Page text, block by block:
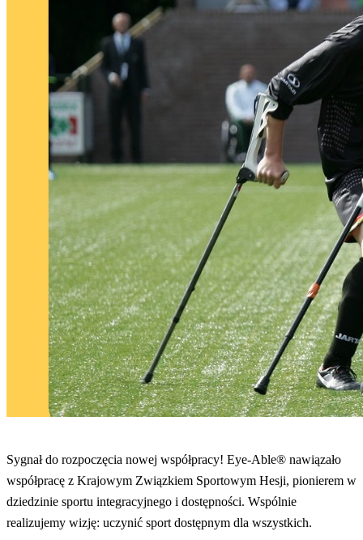
Sygnał do rozpoczęcia nowej współpracy! Eye-Able® nawiązało
współpracę z Krajowym Związkiem Sportowym Hesji, pionierem w
dziedzinie sportu integracyjnego i dostępności. Wspólnie
realizujemy wizję: uczynić sport dostępnym dla wszystkich.